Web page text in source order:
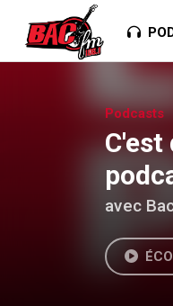
Podcasts
C'est
avec